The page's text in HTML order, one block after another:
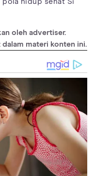
hidup sehat Si
oleh advertiser.
materi konten ini.